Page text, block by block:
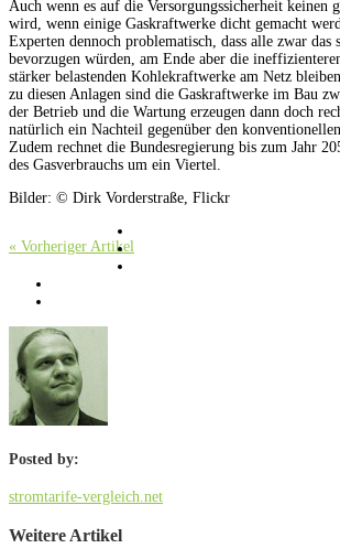
Auch wenn es auf die Versorgungssicherheit keinen
wird, wenn einige Gaskraftwerke dicht gemacht
Experten dennoch problematisch, dass alle zwar das
bevorzugen würden, am Ende aber die
stärker belastenden Kohlekraftwerke am Netz
zu diesen Anlagen sind die Gaskraftwerke im Bau
der Betrieb und die Wartung erzeugen dann doch
natürlich ein Nachteil gegenüber den
Zudem rechnet die Bundesregierung bis zum Jahr
des Gasverbrauchs um ein Viertel.
Bilder: © Dirk Vorderstraße, Flickr
« Vorheriger Artikel
Posted by:
stromtarife-vergleich.net
Weitere Artikel